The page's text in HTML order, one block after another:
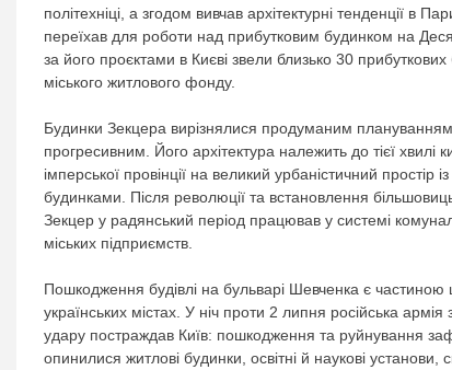
політехніці, а згодом вивчав архітектурні тенденції в
переїхав для роботи над прибутковим будинком на
за його проєктами в Києві звели близько 30
міського житлового фонду.
Будинки Зекцера вирізнялися продуманим
прогресивним. Його архітектура належить до тієї хвилі
імперської провінції на великий урбаністичний
будинками. Після революції та встановлення
Зекцер у радянський період працював у системі
міських підприємств.
Пошкодження будівлі на бульварі Шевченка є
українських містах. У ніч проти 2 липня російська армія
удару постраждав Київ: пошкодження та руйнування
опинилися житлові будинки, освітні й наукові установи,